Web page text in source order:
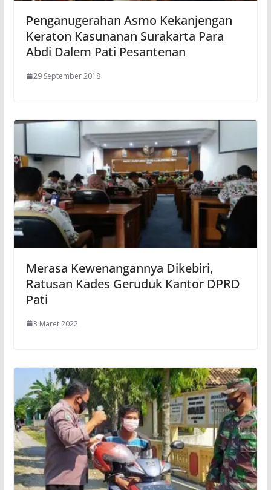
Penganugerahan Asmo Kekanjengan
Keraton Kasunanan Surakarta Para
Abdi Dalem Pati Pesantenan
29 September 2018
Merasa Kewenangannya Dikebiri,
Ratusan Kades Geruduk Kantor DPRD
Pati
3 Maret 2022